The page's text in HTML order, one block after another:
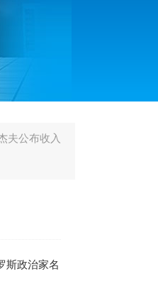
夫公布收入
斯政治家名